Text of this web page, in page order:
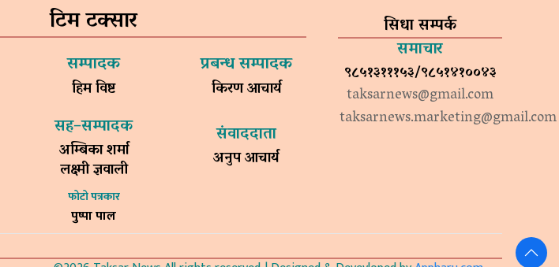
टिम टक्सार
सम्पादक
हिम विष्ट
प्रबन्ध सम्पादक
किरण आचार्य
सह–सम्पादक
अम्बिका शर्मा
लक्ष्मी ज्ञवाली
फोटो पत्रकार
पुष्पा पाल
संवाददाता
अनुप आचार्य
सिधा सम्पर्क
समाचार
९८५१३१११५३/९८५१४१००४३
taksarnews@gmail.com
taksarnews.marketing@gmail.com